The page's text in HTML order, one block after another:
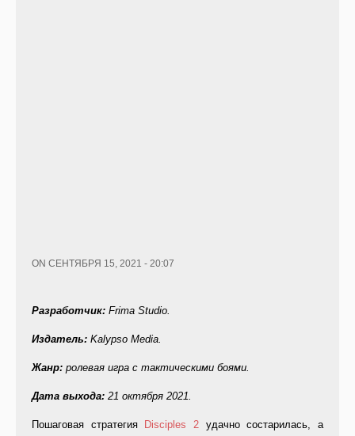
ON СЕНТЯБРЯ 15, 2021 - 20:07
Разработчик: Frima Studio.
Издатель: Kalypso Media.
Жанр: ролевая игра с тактическими боями.
Дата выхода: 21 октября 2021.
Пошаговая стратегия Disciples 2 удачно состарилась, а